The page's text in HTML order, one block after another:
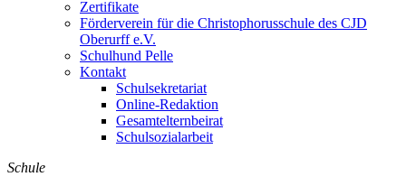
Zertifikate
Förderverein für die Christophorusschule des CJD
Oberurff e.V.
Schulhund Pelle
Kontakt
Schulsekretariat
Online-Redaktion
Gesamtelternbeirat
Schulsozialarbeit
Schule